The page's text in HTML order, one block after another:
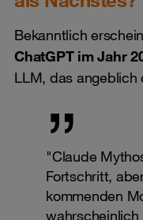
Bekanntlich
ChatGPT im Jahr
LLM, das angeblich
"Claude
Fortschritt,
kommenden
wahrscheinlich